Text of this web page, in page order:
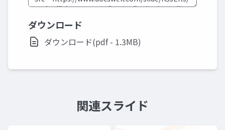
ダウンロード
ダウンロード(pdf - 1.3MB)
関連スライド